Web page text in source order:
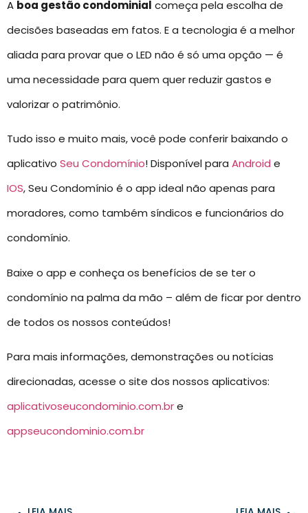
A boa gestão condominial começa pela escolha de
decisões baseadas em fatos. E a tecnologia é a melhor
aliada para provar que o LED não é só uma opção — é
uma necessidade para quem quer reduzir gastos e
valorizar o patrimônio.
Tudo isso e muito mais, você pode conferir baixando o
aplicativo Seu Condomínio! Disponível para Android e
IOS, Seu Condomínio é o app ideal não apenas para
moradores, como também síndicos e funcionários do
condomínio.
Baixe o app e conheça os benefícios de se ter o
condomínio na palma da mão – além de ficar por dentro
de todos os nossos conteúdos!
Para mais informações, demonstrações ou notícias
direcionadas, acesse o site dos nossos aplicativos:
aplicativoseucondominio.com.bre
appseucondominio.com.br